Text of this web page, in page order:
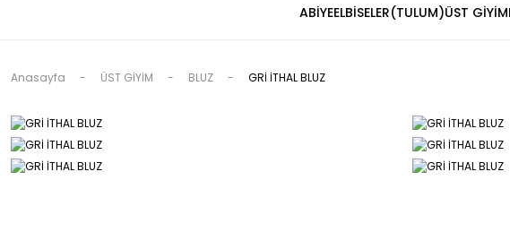
ABİYEELBİSELER(TULUM)ÜST GİYİM
Anasayfa ÜST GİYİM BLUZ GRİ İTHAL BLUZ